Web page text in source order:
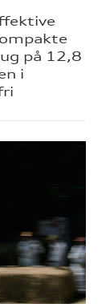
på 12,8
i